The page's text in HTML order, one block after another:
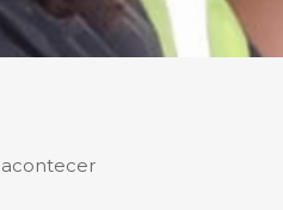
acontecer